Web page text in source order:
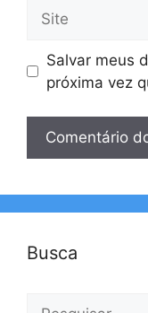
Salvar meus
próxima vez
Busca
Pesquisar